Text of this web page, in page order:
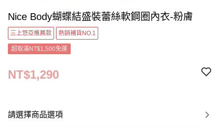
Nice Body蝴蝶結盛裝蕾絲軟鋼圈內衣-粉膚
三上悠亞推薦款 熱銷補貨NO.1
超取滿NT$1,500免運
NT$1,290
請選擇商品選項